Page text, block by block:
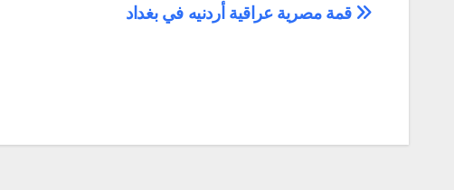
تصفّح
قمة مصرية عراقية أردنيه في بغداد